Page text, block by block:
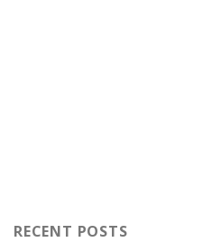
RECENT POSTS